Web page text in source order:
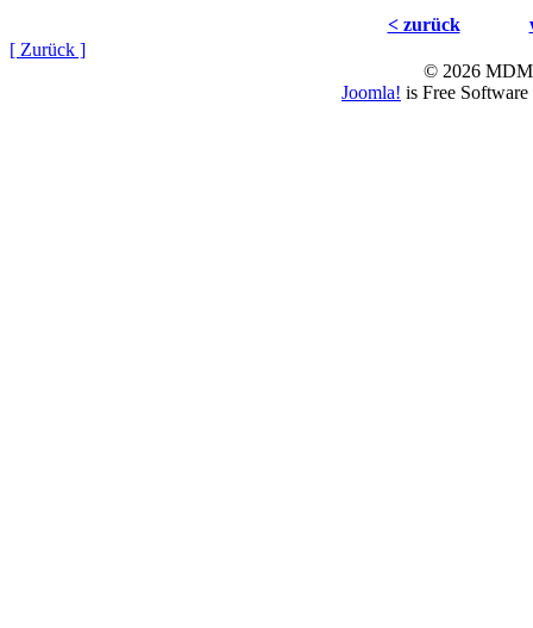
< zurück
[ Zurück ]
© 2026
Joomla! is Free